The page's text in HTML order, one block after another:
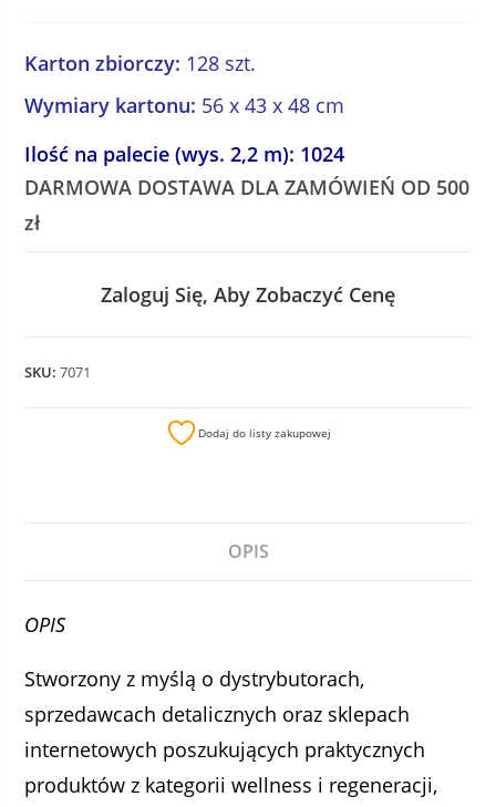
Karton zbiorczy: 128 szt.
Wymiary kartonu: 56 x 43 x 48 cm
Ilość na palecie (wys. 2,2 m): 1024
DARMOWA DOSTAWA DLA ZAMÓWIEŃ OD 500
zł
Zaloguj Się, Aby Zobaczyć Cenę
SKU:7071
Dodaj do listy zakupowej
OPIS
OPIS
Stworzony z myślą o dystrybutorach,
sprzedawcach detalicznych oraz sklepach
internetowych poszukujących praktycznych
produktów z kategorii wellness i regeneracji,